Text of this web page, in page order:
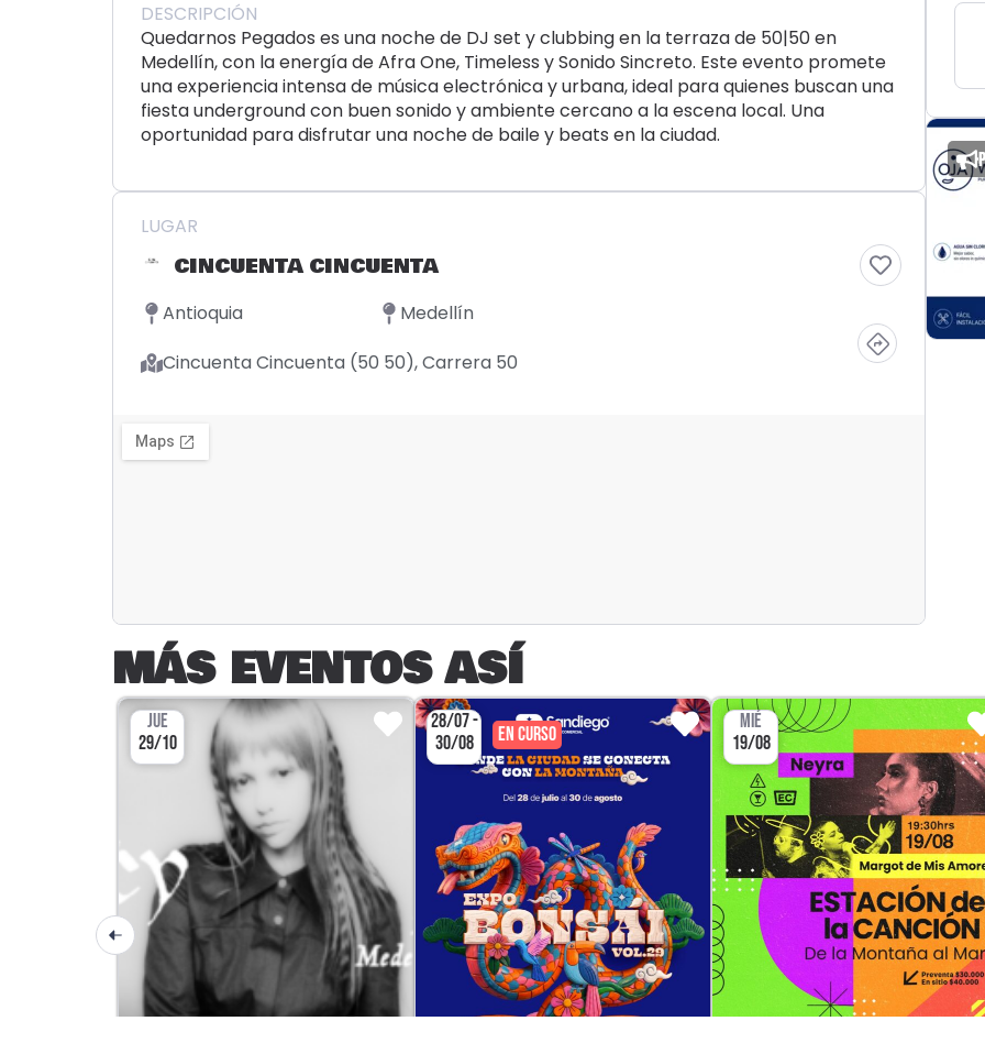
DESCRIPCIÓN
Quedarnos Pegados es una noche de DJ set y clubbing en la terraza de 50|50 en
Medellín, con la energía de Afra One, Timeless y Sonido Sincreto. Este evento promete
una experiencia intensa de música electrónica y urbana, ideal para quienes buscan una
fiesta underground con buen sonido y ambiente cercano a la escena local. Una
oportunidad para disfrutar una noche de baile y beats en la ciudad.
LUGAR
CINCUENTA CINCUENTA
Antioquia
Medellín
Cincuenta Cincuenta (50 50), Carrera 50
MÁS EVENTOS ASÍ
JUE
29/10
28/07 -
30/08
EN CURSO
MIÉ
19/08